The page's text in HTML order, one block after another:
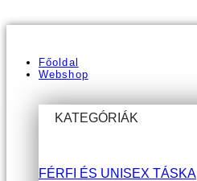
Főoldal
Webshop
KATEGÓRIÁK
FÉRFI ÉS UNISEX TÁSKA